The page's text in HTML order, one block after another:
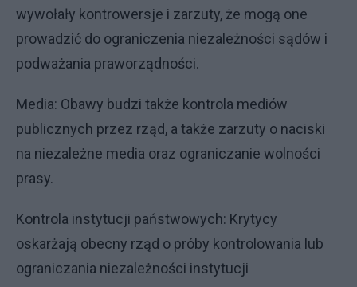
wywołały kontrowersje i zarzuty, że mogą one
prowadzić do ograniczenia niezależności sądów i
podważania praworządności.
Media: Obawy budzi także kontrola mediów
publicznych przez rząd, a także zarzuty o naciski
na niezależne media oraz ograniczanie wolności
prasy.
Kontrola instytucji państwowych: Krytycy
oskarżają obecny rząd o próby kontrolowania lub
ograniczania niezależności instytucji